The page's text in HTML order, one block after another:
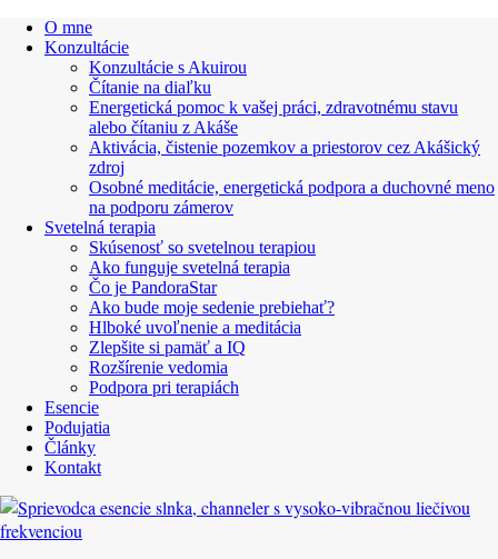
O mne
Konzultácie
Konzultácie s Akuirou
Čítanie na diaľku
Energetická pomoc k vašej práci, zdravotnému stavu
alebo čítaniu z Akáše
Aktivácia, čistenie pozemkov a priestorov cez Akášický
zdroj
Osobné meditácie, energetická podpora a duchovné meno
na podporu zámerov
Svetelná terapia
Skúsenosť so svetelnou terapiou
Ako funguje svetelná terapia
Čo je PandoraStar
Ako bude moje sedenie prebiehať?
Hlboké uvoľnenie a meditácia
Zlepšite si pamäť a IQ
Rozšírenie vedomia
Podpora pri terapiách
Esencie
Podujatia
Články
Kontakt